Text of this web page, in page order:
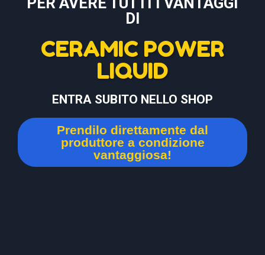
DI
CERAMIC POWER
LIQUID
ENTRA SUBITO NELLO SHOP
Prendilo direttamente dal
produttore a condizione
vantaggiosa!